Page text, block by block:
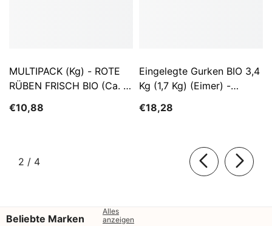
MULTIPACK (kg) - ROTE
RÜBEN FRISCH BIO (ca. 5
€10,88
Eingelegte Gurken BIO 3,4
Kg (1,7 Kg) (Eimer) -
€18,28
2 / von
4
Beliebte Marken
Alles
anzeigen